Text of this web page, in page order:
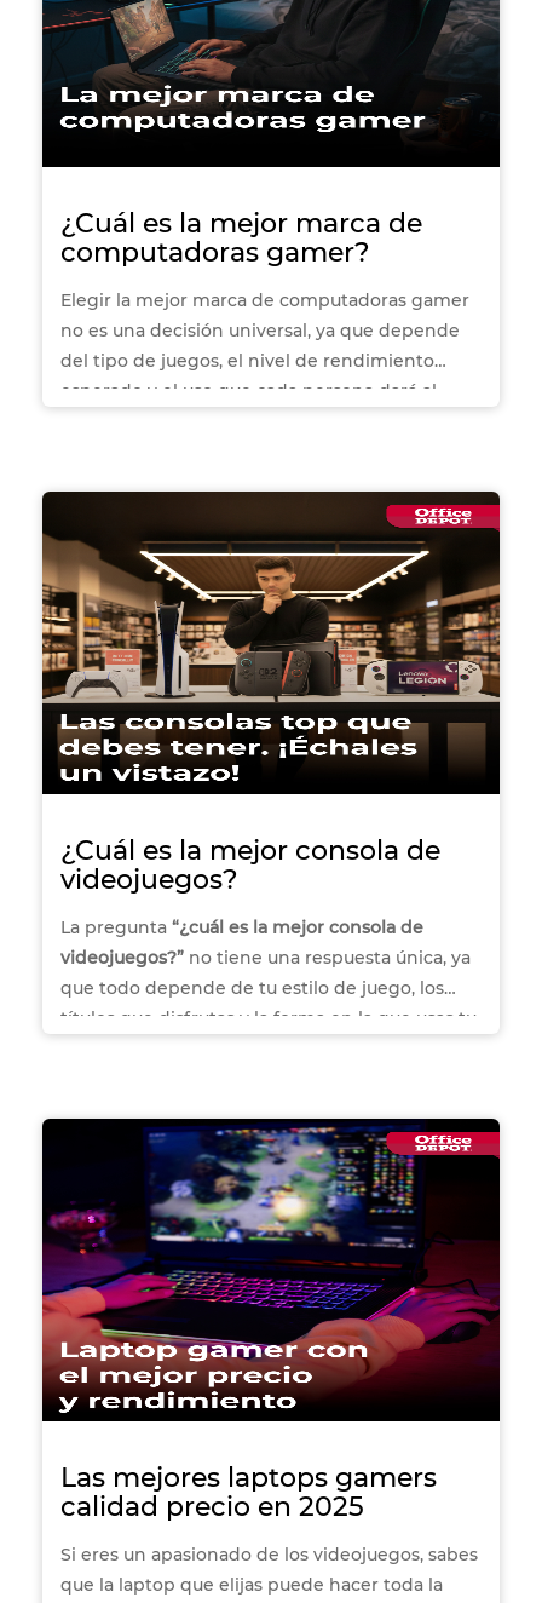
¿Cuál es la mejor marca de
computadoras gamer?
Elegir la mejor marca de computadoras gamer
no es una decisión universal, ya que depende
del tipo de juegos, el nivel de rendimiento
esperado y el uso que cada persona dará al
potencia, diseño y gama de precios. En esta
nota analizamos qué define a una buena laptop
gamer y qué ventajas ofrece cada marca para
ayudarte a tomar una decisión informada según
tu perfil de jugador.
¿Cuál es la mejor consola de
videojuegos?
La pregunta “¿cuál es la mejor consola de
videojuegos?” no tiene una respuesta única, ya
que todo depende de tu estilo de juego, los
títulos que disfrutas y la forma en la que usas tu
en el gaming tipo PC. Hoy en día, marcas como
PlayStation, Nintendo y Lenovo ofrecen
propuestas muy distintas, mientras que Xbox
también forma parte del ecosistema de
consolas con un enfoque en servicios digitales.
En esta guía te presentamos una comparación
imparcial de las principales opciones actuales
para ayudarte a identificar cuál se adapta mejor
a lo que estás buscando.
Las mejores laptops gamers
calidad precio en 2025
Si eres un apasionado de los videojuegos, sabes
que la laptop que elijas puede hacer toda la